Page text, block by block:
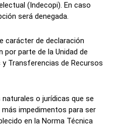
(Indecopi). En caso
será denegada.
carácter de declaración
por parte de la Unidad de
Transferencias de Recursos
o jurídicas que se
impedimentos para ser
en la Norma Técnica